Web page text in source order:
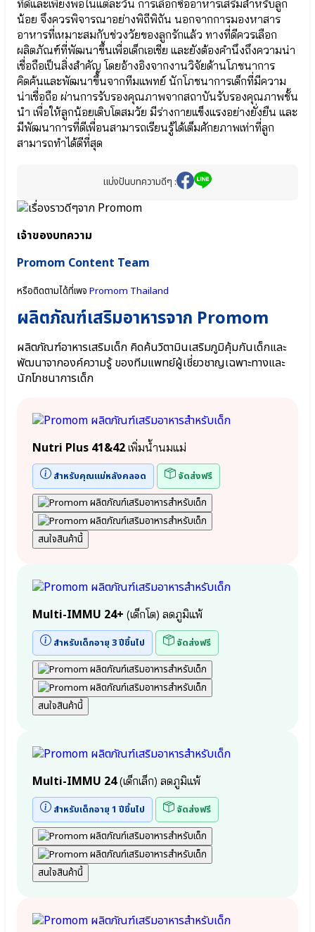
Lactobacillus
Acidophilus
● สาร
อาหาร
สำคัญในนม
แม่ HMOs
(Prebiotic)
● เอลเดอร์
เบอร์รี
Elderberry
● เบต้ากลู
Cal-
KII
เพิ่ม
สูง
Cal-
D-
KII
6+
Calcium L-
●
วิตามิน
K2
●
วิตามิน
D3
● กรดอะ
มิโน
● ฟาร์มา
Pharma
●
Cal-D
Protein
Shake
เชคเร่ง
Nutrient
วิตามิน
เสริมการ
เจริญ
เติบโต
⦿ หมอ
พลอย
24/24+
●
จุลินทรีย์
ที่
ดี
Bacillus
Coagulans
●
ปกป้อง
ลำไส้
Bifidobacterium
Bifidobacterium
●
มาก
Lactobacillus
●
แลค
โต
บาซิลลัส
แอ
ซิ
Lactobacillus
●
สาร
อาหาร
สำคัญ
ใน
นม
แม่
HMOs
เอลเด
อร์
เบอร์
รี
Elderberry
●
เบต้า
กลู
แคน
Beta-
glucan
จุลินทรีย์
ดี
Bacillus
Coagulans
●
ปกป้อง
ลำไส้
Bifidobacterium
infantis
สุขภาพ
ที่ดีและเพียงพอในแต่ละวัน การเลือกซื้ออาหารเสริมสำหรับลูก
น้อย จึงควรพิจารณาอย่างพิถีพิถัน นอกจากการมองหาสาร
อาหารที่เหมาะสมกับช่วงวัยของลูกรักแล้ว ทางที่ดีควรเลือก
ผลิตภัณฑ์ที่พัฒนาขึ้นเพื่อเด็กเอเชีย และยังต้องคำนึงถึงความน่า
เชื่อถือเป็นสิ่งสำคัญ โดยอ้างอิงจากงานวิจัยด้านโภชนาการ
คิดค้นและพัฒนาขึ้นจากทีมแพทย์ นักโภชนาการเด็กที่มีความ
น่าเชื่อถือ ผ่านการรับรองคุณภาพจากสถาบันรับรองคุณภาพชั้น
นำ เพื่อให้ลูกน้อยเติบโตสมวัย มีร่างกายแข็งแรงอย่างยั่งยืน และ
มีพัฒนาการที่ดีเพื่อนสามารถเรียนรู้ได้เต็มศักยภาพเท่าที่ลูก
สามารถทำได้ดีที่สุด
แบ่งปันบทความดีๆ :
เจ้าของบทความ
Promom Content Team
หรือติดตามได้ที่เพจ Promom Thailand
ผลิตภัณฑ์เสริมอาหารจาก Promom
ผลิตภัณฑ์อาหารเสริมเด็ก คิดค้นวิตามินเสริมภูมิคุ้มกันเด็กและ
พัฒนาจากองค์ความรู้ ของทีมแพทย์ผู้เชี่ยวชาญเฉพาะทางและ
นักโภชนาการเด็ก
Nutri Plus 41&42 เพิ่มน้ำนมแม่
สำหรับคุณแม่หลังคลอด จัดส่งฟรี
สนใจสินค้านี้
Multi-IMMU 24+ (เด็กโต) ลดภูมิแพ้
สำหรับเด็กอายุ 3 ปีขึ้นไป จัดส่งฟรี
สนใจสินค้านี้
Multi-IMMU 24(เด็กเล็ก) ลดภูมิแพ้
สำหรับเด็กอายุ 1 ปีขึ้นไป จัดส่งฟรี
สนใจสินค้านี้